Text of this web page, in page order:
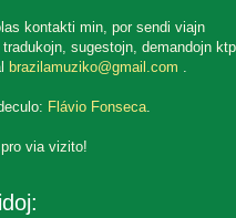
kontakti min, por sendi viajn
sugestojn, demandojn
brazilamuziko@gmail.com .
Flávio Fonseca.
via vizito!